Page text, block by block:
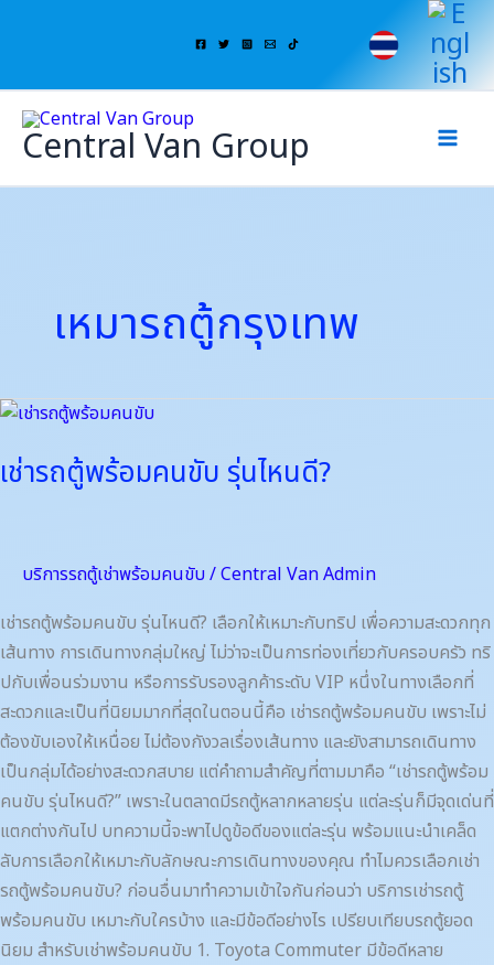
Central Van Group
เหมารถตู้กรุงเทพ
เช่ารถตู้พร้อมคนขับ รุ่นไหนดี?
บริการรถตู้เช่าพร้อมคนขับ/Central Van Admin
เช่ารถตู้พร้อมคนขับ รุ่นไหนดี? เลือกให้เหมาะกับทริป เพื่อความสะดวกทุก
เส้นทาง การเดินทางกลุ่มใหญ่ ไม่ว่าจะเป็นการท่องเที่ยวกับครอบครัว ทริ
ปกับเพื่อนร่วมงาน หรือการรับรองลูกค้าระดับ VIP หนึ่งในทางเลือกที่
สะดวกและเป็นที่นิยมมากที่สุดในตอนนี้คือ เช่ารถตู้พร้อมคนขับ เพราะไม่
ต้องขับเองให้เหนื่อย ไม่ต้องกังวลเรื่องเส้นทาง และยังสามารถเดินทาง
เป็นกลุ่มได้อย่างสะดวกสบาย แต่คำถามสำคัญที่ตามมาคือ “เช่ารถตู้พร้อม
คนขับ รุ่นไหนดี?” เพราะในตลาดมีรถตู้หลากหลายรุ่น แต่ละรุ่นก็มีจุดเด่นที่
แตกต่างกันไป บทความนี้จะพาไปดูข้อดีของแต่ละรุ่น พร้อมแนะนำเคล็ด
ลับการเลือกให้เหมาะกับลักษณะการเดินทางของคุณ ทำไมควรเลือกเช่า
รถตู้พร้อมคนขับ? ก่อนอื่นมาทำความเข้าใจกันก่อนว่า บริการเช่ารถตู้
พร้อมคนขับ เหมาะกับใครบ้าง และมีข้อดีอย่างไร เปรียบเทียบรถตู้ยอด
นิยม สำหรับเช่าพร้อมคนขับ 1. Toyota Commuter มีข้อดีหลาย
เช่า
ตู้
ไหน
ดี?